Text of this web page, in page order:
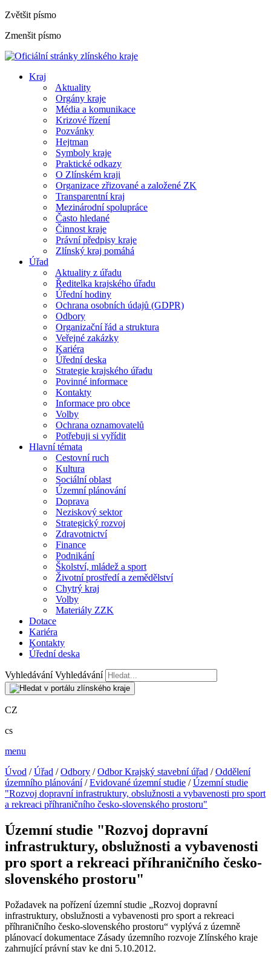
Zvětšit písmo
Zmenšit písmo
Kraj
Aktuality
Orgány kraje
Média a komunikace
Krizové řízení
Pozvánky
Hejtman
Symboly kraje
Praktické odkazy
O Zlínském kraji
Organizace zřizované a založené ZK
Transparentní kraj
Mezinárodní spolupráce
Často hledané
Činnost kraje
Právní předpisy kraje
Zlínský kraj pomáhá
Úřad
Aktuality z úřadu
Ředitelka krajského úřadu
Úřední hodiny
Ochrana osobních údajů (GDPR)
Odbory
Organizační řád a struktura
Veřejné zakázky
Kariéra
Úřední deska
Strategie krajského úřadu
Povinné informace
Kontakty
Informace pro obce
Volby
Ochrana oznamovatelů
Potřebuji si vyřídit
Hlavní témata
Cestovní ruch
Kultura
Sociální oblast
Územní plánování
Doprava
Neziskový sektor
Strategický rozvoj
Zdravotnictví
Finance
Podnikání
Školství, mládež a sport
Životní prostředí a zemědělství
Chytrý kraj
Volby
Materiály ZZK
Dotace
Kariéra
Kontakty
Úřední deska
Vyhledávání Vyhledávání
CZ
cs
menu
Úvod /Úřad /Odbory /Odbor Krajský stavební úřad /Oddělení
územního plánování/Evidované územní studie /Územní studie
"Rozvoj dopravní infrastruktury, obslužnosti a vybavenosti pro sport
a rekreaci příhraničního česko-slovenského prostoru"
Územní studie "Rozvoj dopravní
infrastruktury, obslužnosti a vybavenosti
pro sport a rekreaci příhraničního česko-
slovenského prostoru"
Požadavek na pořízení územní studie „Rozvoj dopravní
infrastruktury, obslužnosti a vybavenosti pro sport a rekreaci
příhraničního česko-slovenského prostoru“ vyplývá z územně
plánovací dokumentace Zásady územního rozvoje Zlínského kraje
zahrnující právní stav ke dni 5.10.2012.